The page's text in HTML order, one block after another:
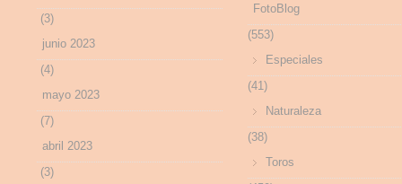
(3)
junio 2023
(4)
mayo 2023
(7)
abril 2023
(3)
FotoBlog
(553)
Especiales
(41)
Naturaleza
(38)
Toros